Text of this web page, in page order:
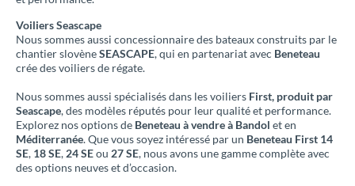
Voiliers Seascape
Nous sommes aussi concessionnaire des bateaux construits par le
chantier slovèneSEASCAPE, qui en partenariat avec Beneteau
crée des voiliers de régate.
Nous sommes aussi spécialisés dans les voiliers First, produit par
Seascape, des modèles réputés pour leur qualité et performance.
Explorez nos options de Beneteau à vendre à Bandol et en
Méditerranée. Que vous soyez intéressé par un Beneteau First 14
SE, 18 SE, 24 SEou 27 SE, nous avons une gamme complète avec
des options neuves et d’occasion.